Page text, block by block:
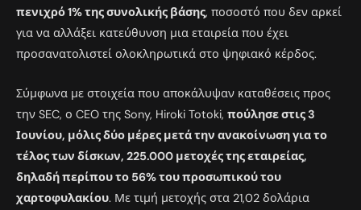
πενιχρό 1% της συνολικής βάσης, ποσοστό που δεν αρκεί
για να αλλάξει κατεύθυνση μια εταιρεία που έχει
προσανατολιστεί ολοκληρωτικά στο ψηφιακό κέρδος.
Σύμφωνα με στοιχεία που αποκάλυψαν καταθέσεις προς
την SEC, ο CEO της Sony, Hiroki Totoki, πούλησε στις 3
Ιουνίου, μόλις δύο μέρες μετά την ανακοίνωση για το
τέλος των δίσκων, 225.000 μετοχές της εταιρείας,
δηλαδή περίπου το 56% του προσωπικού του
χαρτοφυλακίου. Με τιμή μετοχής στα 21,02 δολάρια